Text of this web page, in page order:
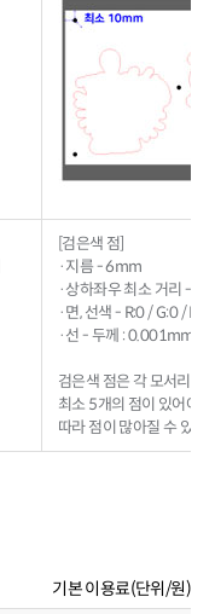
[검은색 점]
·지름 - 6mm
·상하좌우 최소 거리 -
·면, 선색 - R:0 / G:0 / B:0
·선 - 두께 : 0.001mm
검은색 점은 각 모서리,
최소 5개의 점이 있어야
따라 점이 많아질 수 있습
기본 이용료(단위/원)